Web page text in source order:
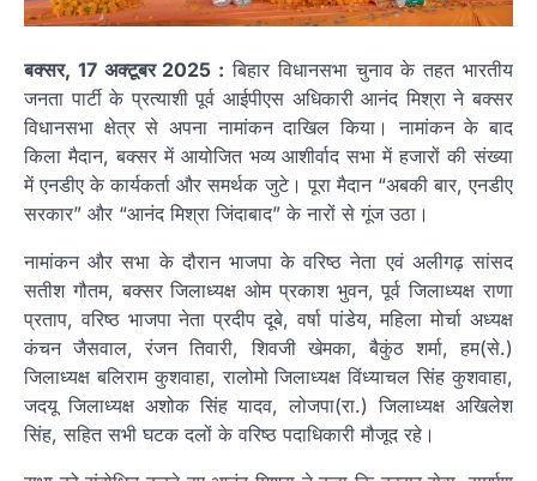
बक्सर, 17 अक्टूबर 2025 : बिहार विधानसभा चुनाव के तहत भारतीय
जनता पार्टी के प्रत्याशी पूर्व आईपीएस अधिकारी आनंद मिश्रा ने बक्सर
विधानसभा क्षेत्र से अपना नामांकन दाखिल किया। नामांकन के बाद
किला मैदान, बक्सर में आयोजित भव्य आशीर्वाद सभा में हजारों की संख्या
में एनडीए के कार्यकर्ता और समर्थक जुटे। पूरा मैदान “अबकी बार, एनडीए
सरकार” और “आनंद मिश्रा जिंदाबाद” के नारों से गूंज उठा।
नामांकन और सभा के दौरान भाजपा के वरिष्ठ नेता एवं अलीगढ़ सांसद
सतीश गौतम, बक्सर जिलाध्यक्ष ओम प्रकाश भुवन, पूर्व जिलाध्यक्ष राणा
प्रताप, वरिष्ठ भाजपा नेता प्रदीप दूबे, वर्षा पांडेय, महिला मोर्चा अध्यक्ष
कंचन जैसवाल, रंजन तिवारी, शिवजी खेमका, बैकुंठ शर्मा, हम(से.)
जिलाध्यक्ष बलिराम कुशवाहा, रालोमो जिलाध्यक्ष विंध्याचल सिंह कुशवाहा,
जदयू जिलाध्यक्ष अशोक सिंह यादव, लोजपा(रा.) जिलाध्यक्ष अखिलेश
सिंह, सहित सभी घटक दलों के वरिष्ठ पदाधिकारी मौजूद रहे।